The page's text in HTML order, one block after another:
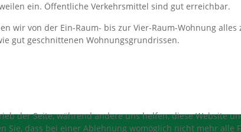
ein. Öffentliche Verkehrsmittel sind gut erreichbar.
wir von der Ein-Raum- bis zur Vier-Raum-Wohnung
gut geschnittenen Wohnungsgrundrissen.
der Seite, während andere uns helfen, diese Website
Sie, dass bei einer Ablehnung womöglich nicht mehr